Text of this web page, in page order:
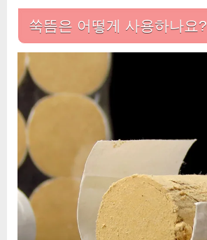
쑥뜸은 어떻게 사용하나요?